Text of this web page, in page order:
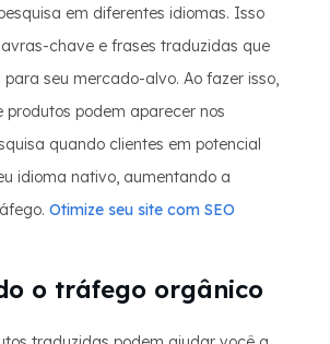
em diferentes idiomas. Isso
chave e frases traduzidas que
seu mercado-alvo. Ao fazer isso,
produtos podem aparecer nos
quando clientes em potencial
idioma nativo, aumentando a
Otimize seu site com SEO
o tráfego orgânico